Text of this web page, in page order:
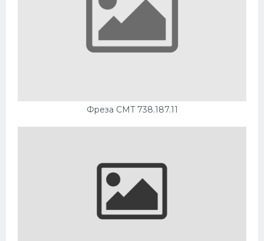
Фреза CMT 738.187.11